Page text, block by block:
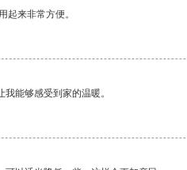
起来非常方便。
能够感受到家的温暖。